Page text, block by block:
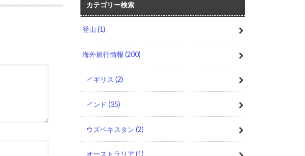
カテゴリー検索
登山(1)
海外旅行情報(200)
イギリス (2)
インド (35)
ウズベキスタン (2)
オーストラリア (1)